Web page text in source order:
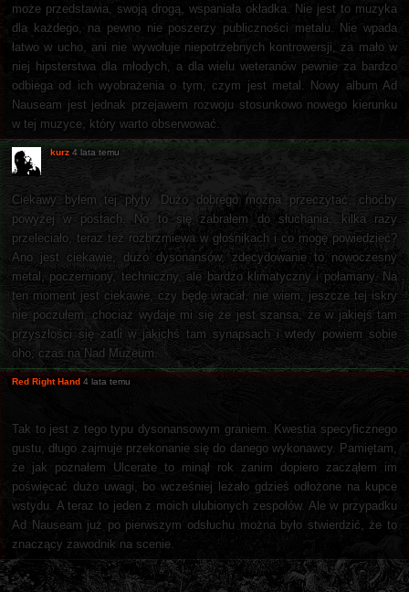
może przedstawia, swoją drogą, wspaniała okładka. Nie jest to muzyka
dla każdego, na pewno nie poszerzy publiczności metalu. Nie wpada
łatwo w ucho, ani nie wywołuje niepotrzebnych kontrowersji, za mało w
niej hipsterstwa dla młodych, a dla wielu weteranów pewnie za bardzo
odbiega od ich wyobrażenia o tym, czym jest metal. Nowy album Ad
Nauseam jest jednak przejawem rozwoju stosunkowo nowego kierunku
w tej muzyce, który warto obserwować.
kurz 4 lata temu
Ciekawy byłem tej płyty. Dużo dobrego można przeczytać, choćby
powyżej w postach. No to się zabrałem do słuchania, kilka razy
przeleciało, teraz też rozbrzmiewa w głośnikach i co mogę powiedzieć?
Ano jest ciekawie, dużo dysonansów, zdecydowanie to nowoczesny
metal, poczerniony, techniczny, ale bardzo klimatyczny i połamany. Na
ten moment jest ciekawie, czy będę wracał, nie wiem, jeszcze tej iskry
nie poczułem, chociaż wydaje mi się że jest szansa, że w jakiejś tam
przyszłości się zatli w jakichś tam synapsach i wtedy powiem sobie
oho, czas na Nad Muzeum.
Red Right Hand 4 lata temu
Tak to jest z tego typu dysonansowym graniem. Kwestia specyficznego
gustu, długo zajmuje przekonanie się do danego wykonawcy. Pamiętam,
że jak poznałem Ulcerate to minął rok zanim dopiero zacząłem im
poświęcać dużo uwagi, bo wcześniej leżało gdzieś odłożone na kupce
wstydu. A teraz to jeden z moich ulubionych zespołów. Ale w przypadku
Ad Nauseam już po pierwszym odsłuchu można było stwierdzić, że to
znaczący zawodnik na scenie.